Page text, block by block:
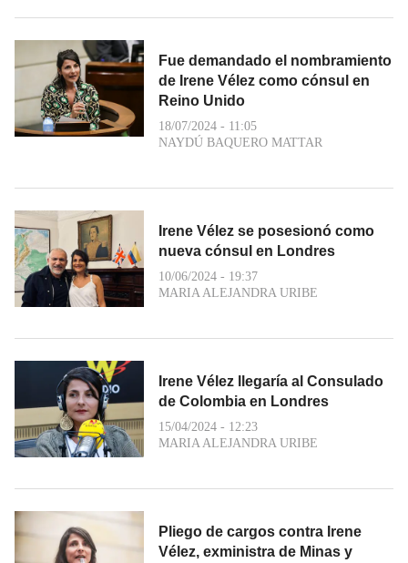
Fue demandado el nombramiento
de Irene Vélez como cónsul en
Reino Unido
18/07/2024 - 11:05
NAYDÚ BAQUERO MATTAR
Irene Vélez se posesionó como
nueva cónsul en Londres
10/06/2024 - 19:37
MARIA ALEJANDRA URIBE
Irene Vélez llegaría al Consulado
de Colombia en Londres
15/04/2024 - 12:23
MARIA ALEJANDRA URIBE
Pliego de cargos contra Irene
Vélez, exministra de Minas y